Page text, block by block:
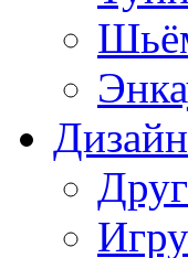
Дизайн